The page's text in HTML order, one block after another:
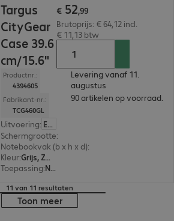
Targus
CityGear
Case 39.6
cm/15.6"
Productnr.:
4394605
Fabrikant-nr.:
TCG460GL
Uitvoering: Europa
Schermgrootte:
Notebookvak (b x h x d):
Kleur:
Grijs, Zwart
Toepassing: Notebook
€ 52,99
Brutoprijs: € 64,12 incl.
€ 11,13 btw
Levering vanaf 11.
augustus
90 artikelen op voorraad.
11 van 11 resultaten
Toon meer